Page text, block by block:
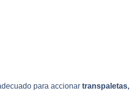
para accionartranspaletas,